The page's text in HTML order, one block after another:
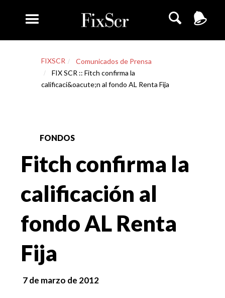
FIXSCR
Comunicados de Prensa
FIX SCR :: Fitch confirma la
calificaci&oacute;n al fondo AL Renta Fija
FONDOS
Fitch confirma la
calificación al
fondo AL Renta
Fija
7 de marzo de 2012